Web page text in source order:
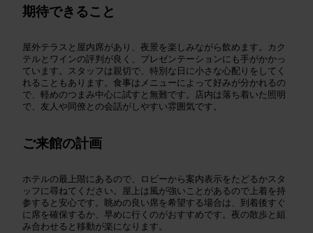
期待できること
屋外テラスと屋内席があり、夜景を楽しみながら飲めます。カク
テルとワインの評判が良く、プレゼンテーションにも手がかかっ
ています。スタッフは親切で、特別な日に小さな心配りをしてく
れることもあります。食事はメニューによって好みが分かれるの
で、軽めのつまみ中心に試すと無難です。店内は落ち着いた照明
で、友人や同僚との会話がしやすい雰囲気です。
ご来館の計画
ホテルの最上階にあるので、ロビーから案内表示をたどるかスタ
ッフに尋ねてください。屋上は風が強いことがあるので上着を持
参すると安心です。眺めの良い席を希望する場合は、到着後すぐ
に席を確保するか、早めに行くのがおすすめです。夜の散歩と組
み合わせると移動が楽になります。